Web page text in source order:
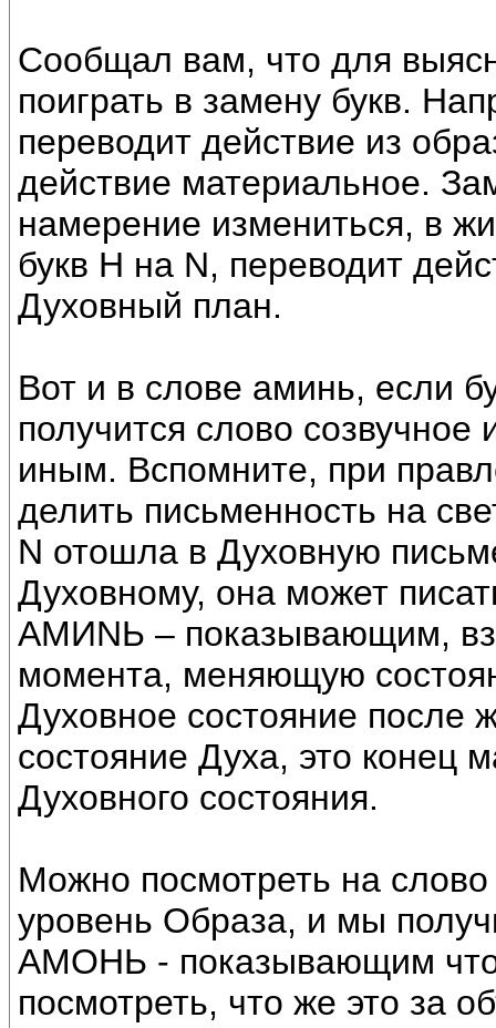
Сообщал вам, что для
поиграть в замену букв.
переводит действие из
действие материальное.
намерение измениться, в
букв Н на N, переводит
Духовный план.
Вот и в слове аминь, если
получится слово
иным. Вспомните, при
делить письменность на
N отошла в Духовную
Духовному, она может
АМИNЬ – показывающим,
момента, меняющую
Духовное состояние после
состояние Духа, это конец
Духовного состояния.
Можно посмотреть на
уровень Образа, и мы
АМОНЬ - показывающим
посмотреть, что же это за